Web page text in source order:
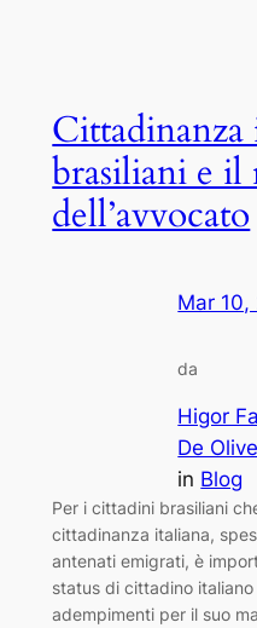
brasiliani e il
dell’avvocato
Mar
da
Higor
De
in Blog
Per i cittadini brasiliani
cittadinanza italiana,
antenati emigrati, è
status di cittadino
adempimenti per il suo